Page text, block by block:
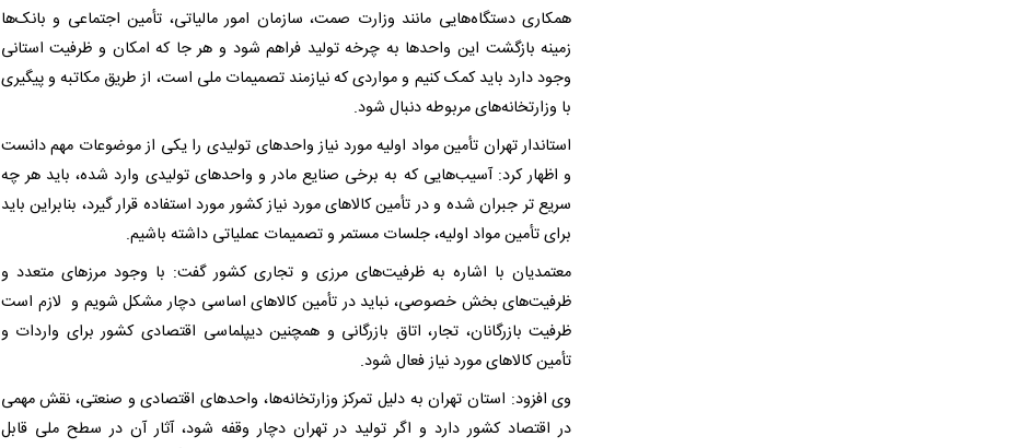
همکاری دستگاه‌هایی مانند وزارت صمت، سازمان امور مالیاتی، تأمین اجتماعی و بانک‌ها
زمینه بازگشت این واحدها به چرخه تولید فراهم شود و هر جا که امکان و ظرفیت استانی
وجود دارد باید کمک کنیم و مواردی که نیازمند تصمیمات ملی است، از طریق مکاتبه و پیگیری
با وزارتخانه‌های مربوطه دنبال شود.
استاندار تهران تأمین مواد اولیه مورد نیاز واحدهای تولیدی را یکی از موضوعات مهم دانست
و اظهار کرد: آسیب‌هایی که به برخی صنایع مادر و واحدهای تولیدی وارد شده، باید هر چه
سریع تر جبران شده و در تأمین کالاهای مورد نیاز کشور مورد استفاده قرار گیرد، بنابراین باید
برای تأمین مواد اولیه، جلسات مستمر و تصمیمات عملیاتی داشته باشیم.
معتمدیان با اشاره به ظرفیت‌های مرزی و تجاری کشور گفت: با وجود مرزهای متعدد و
ظرفیت‌های بخش خصوصی، نباید در تأمین کالاهای اساسی دچار مشکل شویم و لازم است
ظرفیت بازرگانان، تجار، اتاق بازرگانی و همچنین دیپلماسی اقتصادی کشور برای واردات و
تأمین کالاهای مورد نیاز فعال شود.
وی افزود: استان تهران به دلیل تمرکز وزارتخانه‌ها، واحدهای اقتصادی و صنعتی، نقش مهمی
در اقتصاد کشور دارد و اگر تولید در تهران دچار وقفه شود، آثار آن در سطح ملی قابل